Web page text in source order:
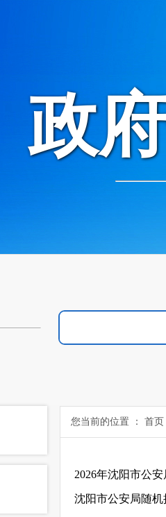
政
您当前的位置 ： 首页
2026年沈阳市公
沈阳市公安局随机